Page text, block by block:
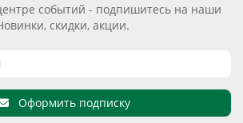
событий - подпишитесь на наши
скидки, акции.
Оформить подписку